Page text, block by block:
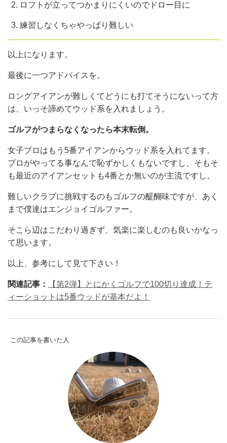
ロフトが立ってつかまりにくいのでドロー目に
練習しなくちゃやっぱり難しい
以上になります。
最後に一つアドバイスを。
ロングアイアンが難しくてどうにも打てそうにないって方
は、いっそ諦めてウッド系を入れましょう。
ゴルフがつまらなくなったら本末転倒。
女子プロはもう5番アイアンからウッド系を入れてます。
プロがやってる事なんで恥ずかしくもないですし、そもそ
も最近のアイアンセットも4番とか無いのが主流ですし。
難しいクラブに挑戦するのもゴルフの醍醐味ですが、あく
まで僕達はエンジョイゴルファー。
そこら辺はこだわり過ぎず、気楽に楽しむのも良いかなっ
て思います。
以上、参考にして見て下さい！
関連記事：
【第2弾】とにかくゴルフで100切り達成！テ
ィーショットは5番ウッドが基本だよ！
この記事を書いた人